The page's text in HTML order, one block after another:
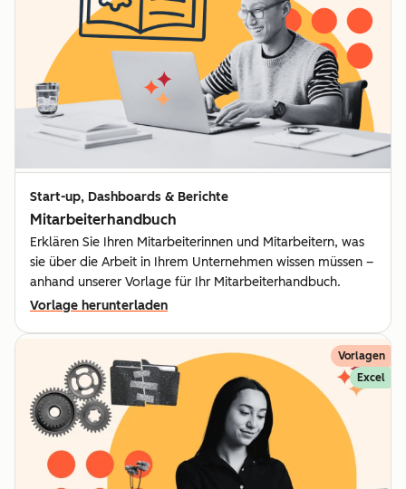
Start-up, Dashboards & Berichte
Mitarbeiterhandbuch
Erklären Sie Ihren Mitarbeiterinnen und Mitarbeitern, was
sie über die Arbeit in Ihrem Unternehmen wissen müssen –
anhand unserer Vorlage für Ihr Mitarbeiterhandbuch.
Vorlage herunterladen
Vorlagen
Excel